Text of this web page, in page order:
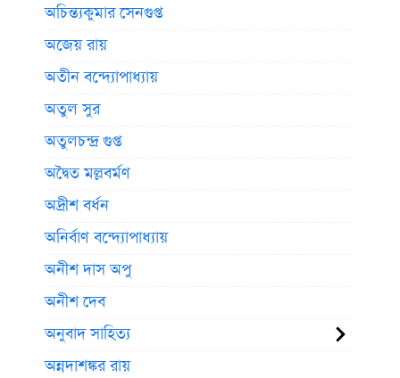
অচিন্ত্যকুমার সেনগুপ্ত
অজেয় রায়
অতীন বন্দ্যোপাধ্যায়
অতুল সুর
অতুলচন্দ্র গুপ্ত
অদ্বৈত মল্লবর্মণ
অদ্রীশ বর্ধন
অনির্বাণ বন্দ্যোপাধ্যায়
অনীশ দাস অপু
অনীশ দেব
অনুবাদ সাহিত্য
অন্নদাশঙ্কর রায়